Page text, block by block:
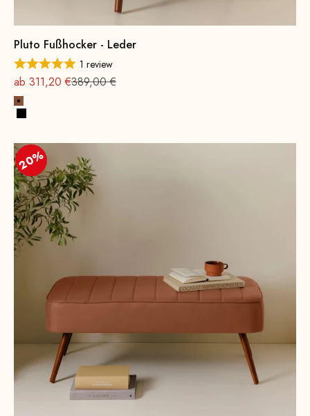
Pluto Fußhocker - Leder
1 review
Angebot
ab 311,20 €Regulärer Preis
389,00 €
Cognac
Schwarz
20%